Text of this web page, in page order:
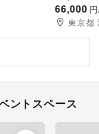
66,000
東京都
ントスペース